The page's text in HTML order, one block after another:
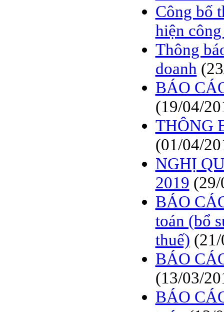
Công bố
hiện
Thông
doanh
BÁO
(19/04/
THÔNG
(01/04/
NGHỊ
2019
BÁO
toán (bổ
thuế)
BÁO
(13/03/
BÁO